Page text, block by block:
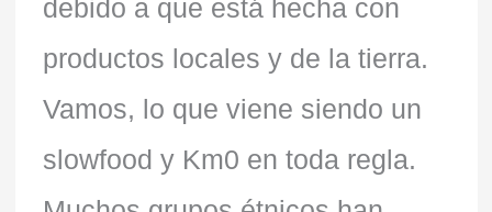
debido a que está hecha con
productos locales y de la tierra.
Vamos, lo que viene siendo un
slowfood y Km0 en toda regla.